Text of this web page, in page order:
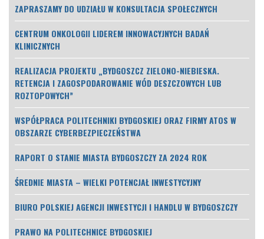
ZAPRASZAMY DO UDZIAŁU W KONSULTACJA SPOŁECZNYCH
CENTRUM ONKOLOGII LIDEREM INNOWACYJNYCH BADAŃ
KLINICZNYCH
REALIZACJA PROJEKTU „BYDGOSZCZ ZIELONO-NIEBIESKA.
RETENCJA I ZAGOSPODAROWANIE WÓD DESZCZOWYCH LUB
ROZTOPOWYCH”
WSPÓŁPRACA POLITECHNIKI BYDGOSKIEJ ORAZ FIRMY ATOS W
OBSZARZE CYBERBEZPIECZEŃSTWA
RAPORT O STANIE MIASTA BYDGOSZCZY ZA 2024 ROK
ŚREDNIE MIASTA – WIELKI POTENCJAŁ INWESTYCYJNY
BIURO POLSKIEJ AGENCJI INWESTYCJI I HANDLU W BYDGOSZCZY
PRAWO NA POLITECHNICE BYDGOSKIEJ